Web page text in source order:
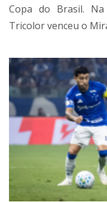
Copa do Brasil.
Tricolor venceu o